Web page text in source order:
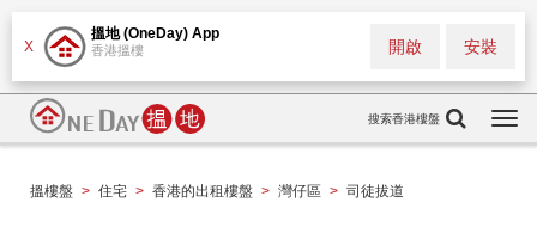
X
搵地 (OneDay) App
香港搵樓 安裝
開啟
搜索香港樓盤
搵樓盤 > 住宅 > 香港的出租樓盤 > 灣仔區 > 司徒拔道